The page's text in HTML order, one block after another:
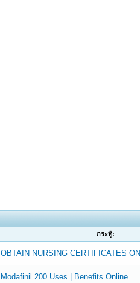
กระทู้:
OBTAIN NURSING CERTIFICATES
Modafinil 200 Uses | Benefits Online